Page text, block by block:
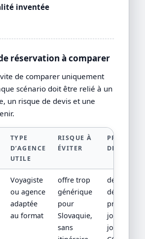
inventée
réservation à comparer
de comparer uniquement
scénario doit être relié à un
un risque de devis et une
TYPE
D’AGENCE
UTILE
RISQUE À
ÉVITER
PREUVE À
Voyagiste
ou agence
adaptée
au format
offre trop
générique
pour
Slovaquie,
sans
devis
détaillé,
jour par
jour,